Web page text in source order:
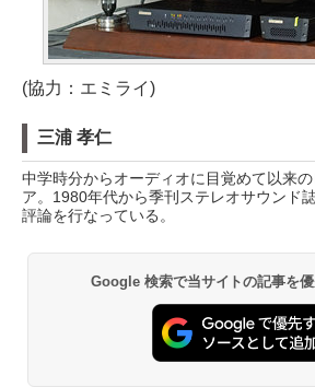
(協力：エミライ)
三浦 孝仁
中学時分からオーディオに目覚めて以来
ア。1980年代から季刊ステレオサウンド
評論を行なっている。
Google 検索で当サイトの記事を